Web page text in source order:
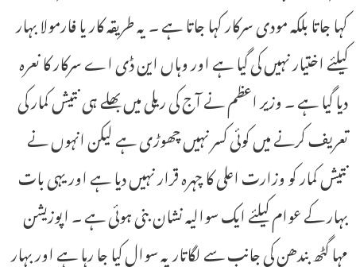
کہا جاتا بلکہ مودی سرکار کہا جاتا ہے ۔ یہ طریقہ کار یا فارمولا بہار
کیلئے اختیار نہیں کی گیا ہے اور وہاں این ڈی اے سرکار کا نعرہ
دیا گیا ہے ۔ وزیر اعظم نے آج کی ریلی میں بھلے ہی نتیش کمار کی
تعریف کرنے میں کوئی کسر نہیں چھوڑی ہے لیکن انہوں نے
نتیش کمار کو وزارت اعلی کا چہرہ قرار نہیں دیا ہے اور یہی بات
بہار کے عوام کیلئے ایک سوالیہ نشان بنی ہوئی ہے ۔ اپوزیشن
مہا گٹھ بندھن کی جانب سے لگاتار یہ سوال کیا جا رہا ہے اور بہار